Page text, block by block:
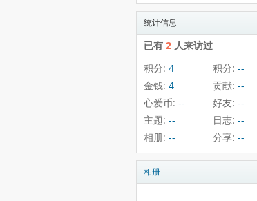
统计信息
已有 2 人来访过
积分: 4 积分: --
金钱: 4 贡献: --
心爱币: -- 好友: --
主题: -- 日志: --
相册: -- 分享: --
相册